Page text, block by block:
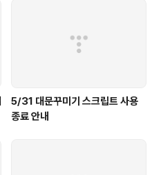
5/31 대문꾸미기 스크립트 사용
종료 안내